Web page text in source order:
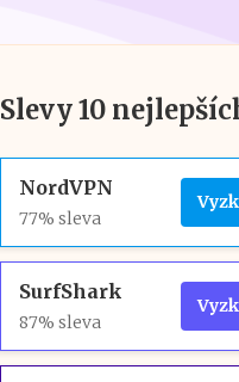
Slevy 10
NordVPN
77% sleva
SurfShark
87% sleva